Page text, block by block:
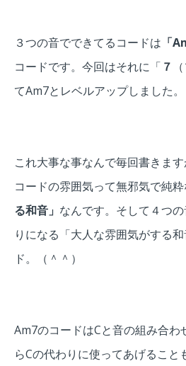
３つの音でできてるコードは 「
コードです。今回はそれに「 ７
てAm7とレベルアップしました。
これ大事な事なんで毎回書きます
コードの雰囲気って無邪気で純粋
る和音」 なんです。 そして４つ
りになる「大人な雰囲気がする和
ド。（＾＾）
Am7のコードはCと音の組み合わ
らCの代わりに使ってあげること